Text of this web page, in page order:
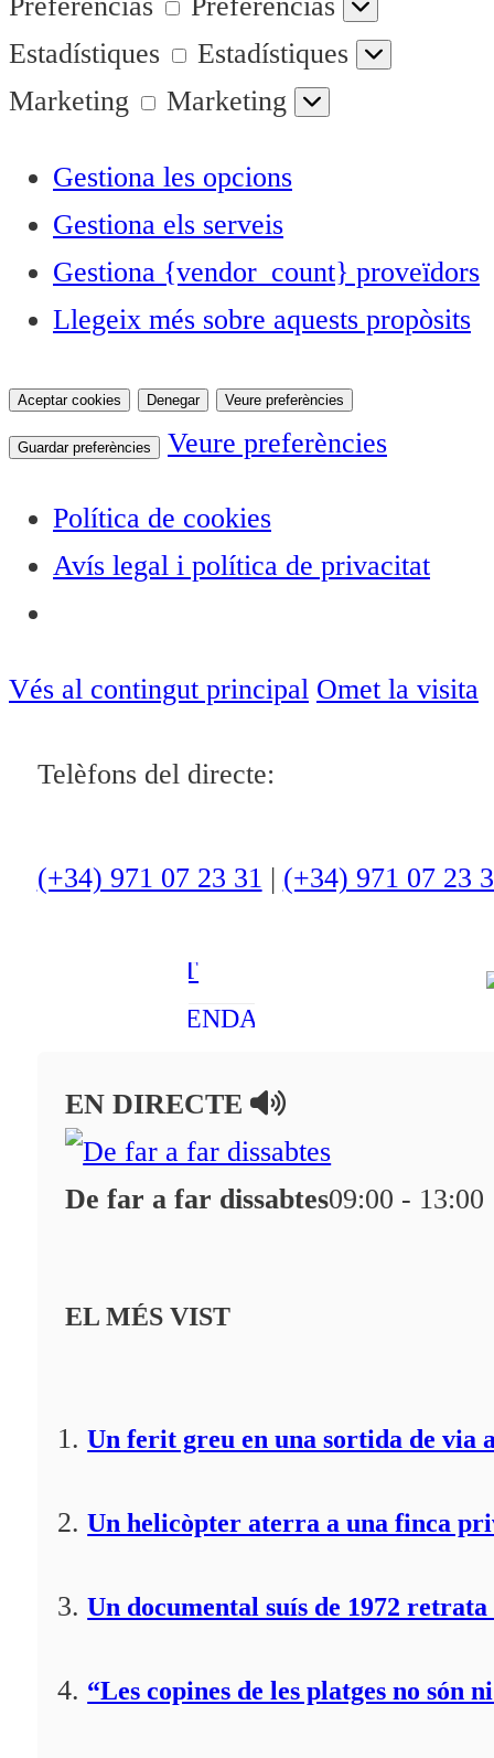
Preferencias
Preferencias
Estadístiques
Estadístiques
Marketing
Marketing
Gestiona les opcions
Gestiona els serveis
Gestiona {vendor_count} proveïdors
Llegeix més sobre aquests propòsits
Aceptar cookies Denegar Veure preferències
Guardar preferències Veure preferències
Política de cookies
Avís legal i política de privacitat
Vés al contingut principal Omet la visita
Telèfons del directe:
(+34) 971 07 23 31 | (+34) 971 07 23
ACTUALITAT
OCI
ENTREVISTES
AMBIENT
AGENDA
A la Carta
Programació
Qui som?
EN DIRECTE
De far a far dissabtes09:00 - 13:00
EL MÉS VIST
Un ferit greu en una sortida de via
Un helicòpter aterra a una finca
Un documental suís de 1972
“Les copines de les platges no